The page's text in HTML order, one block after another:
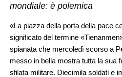
mondiale: è polemica
«La piazza della porta della pace
significato del termine
spianata che mercoledì scorso a
messo in bella mostra tutta la sua
sfilata militare. Diecimila soldati e